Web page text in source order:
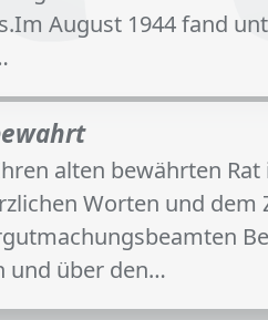
August 1944 fand
alten bewährten
Worten und dem
und über den…